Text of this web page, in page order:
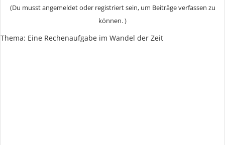
(Du musst angemeldet oder registriert sein, um Beiträge verfassen zu
können. )
Thema: Eine Rechenaufgabe im Wandel der Zeit